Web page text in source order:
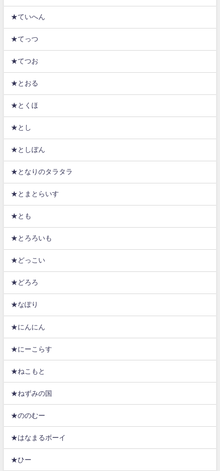
★ていへん
★てっつ
★てつお
★とおる
★とくほ
★とし
★としぼん
★となりのタラタラ
★とまとらいす
★とも
★とろろいも
★どっこい
★どろろ
★なぽり
★にんにん
★にーこらす
★ねこもと
★ねずみの国
★ののむー
★はなまるボーイ
★ひー